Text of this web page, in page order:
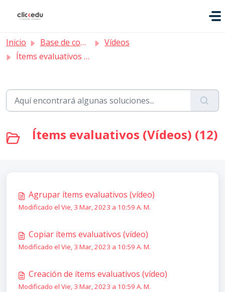
Inicio Base de conocimientos
Vídeos
Ítems evaluativos (Vídeos)
Ítems evaluativos (Vídeos) (12)
Agrupar ítems evaluativos (vídeo)
Modificado el Vie, 3 Mar, 2023 a 10:59 A. M.
Copiar ítems evaluativos (vídeo)
Modificado el Vie, 3 Mar, 2023 a 10:59 A. M.
Creación de ítems evaluativos (vídeo)
Modificado el Vie, 3 Mar, 2023 a 10:59 A. M.